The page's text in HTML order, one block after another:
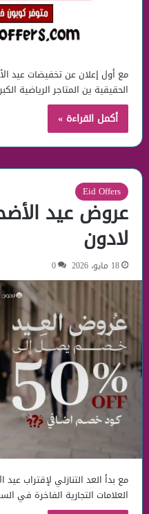
الحقيقية ين المتاجر الرياضية
أكمل القراءة »
Eid Offers
لادون
18 مايو، 2026 0
العلامات التجارية الفاخرة في